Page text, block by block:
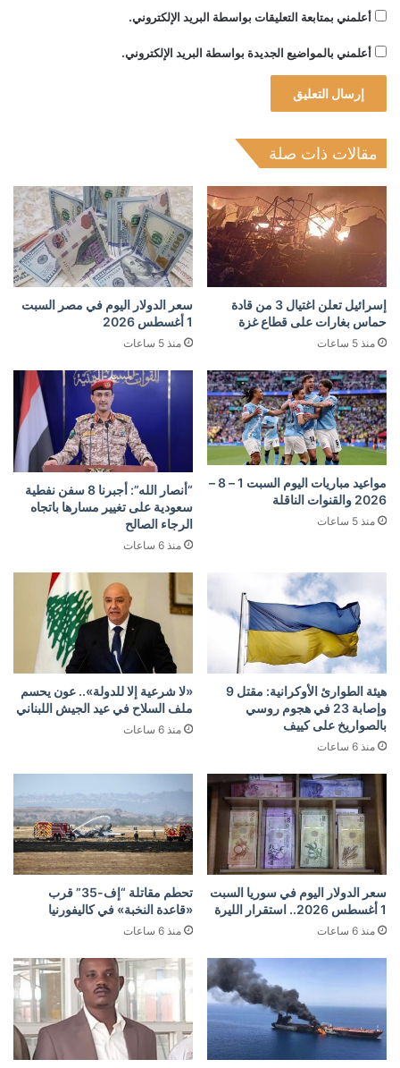
أعلمني بمتابعة التعليقات بواسطة البريد الإلكتروني.
أعلمني بالمواضيع الجديدة بواسطة البريد الإلكتروني.
مقالات ذات صلة
إسرائيل تعلن اغتيال 3 من قادة
حماس بغارات على قطاع غزة
منذ 5 ساعات
سعر الدولار اليوم في مصر السبت
1 أغسطس 2026
منذ 5 ساعات
مواعيد مباريات اليوم السبت 1 – 8 –
2026 والقنوات الناقلة
منذ 5 ساعات
“أنصار الله”: أجبرنا 8 سفن نفطية
سعودية على تغيير مسارها باتجاه
الرجاء الصالح
منذ 6 ساعات
هيئة الطوارئ الأوكرانية: مقتل 9
وإصابة 23 في هجوم روسي
بالصواريخ على كييف
منذ 6 ساعات
«لا شرعية إلا للدولة».. عون يحسم
ملف السلاح في عيد الجيش اللبناني
منذ 6 ساعات
سعر الدولار اليوم في سوريا السبت
1 أغسطس 2026.. استقرار الليرة
منذ 6 ساعات
تحطم مقاتلة “إف-35” قرب
«قاعدة النخبة» في كاليفورنيا
منذ 6 ساعات